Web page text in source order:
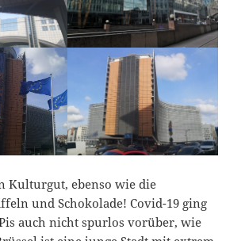
Kulturgut, ebenso wie die
und Schokolade! Covid-19 ging
auch nicht spurlos vorüber, wie